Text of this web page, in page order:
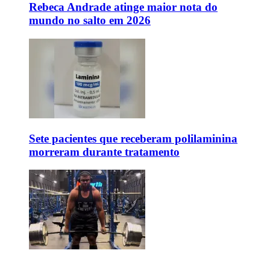
Rebeca Andrade atinge maior nota do
mundo no salto em 2026
Sete pacientes que receberam polilaminina
morreram durante tratamento